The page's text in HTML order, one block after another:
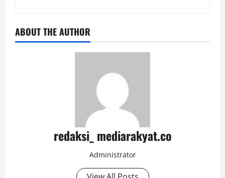
ABOUT THE AUTHOR
redaksi_ mediarakyat.co
Administrator